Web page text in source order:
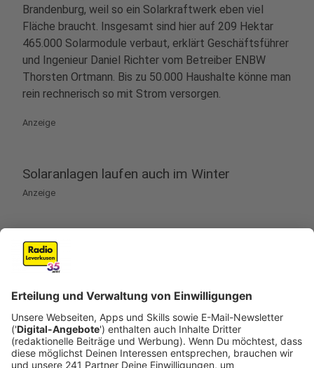
Brandenburg, weil so ein Solarkraftwerk eben viel
Fläche braucht. Insgesamt sind hier auf 209 Hektar
465.000 Solarmodule verbaut, erklärt Geschäftsführer
und Ingenieur Daniel Richter vom Betreiber ENBW
Thorsten Ortmann. Bis zu 50.000 Haushalte könne man
rein rechnerisch so mit Strom versorgen.
Anzeige
Solaranlagen laufen auch im Winter
Anzeige
Dieser Sommer mit Rekorden bei den Sonnenstunden
war sicherlich richtig gut für so ein Solarkraftwerk. Im
Winter liefert es dann natürlich weniger Strom. Aber
Solaranlagen funktionieren auch im Winter, sagt Daniel
Richter. Es müsse schon komplett dunkel sein, dass es
gar keinen Strom mehr produziert. Im Winter bricht die
Anlage um etwa vier Fünftel ein, heißt es werden im
Vergleich zum Sommer nur noch rund 20 Prozent